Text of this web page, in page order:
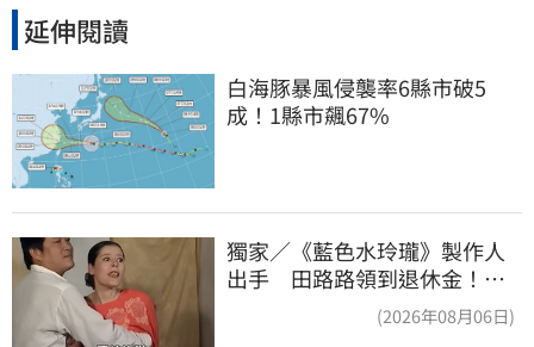
延伸閱讀
白海豚暴風侵襲率6縣市破5
成！1縣市飆67%
獨家／《藍色水玲瓏》製作人
出手 田路路領到退休金！隱
(2026年08月06日)